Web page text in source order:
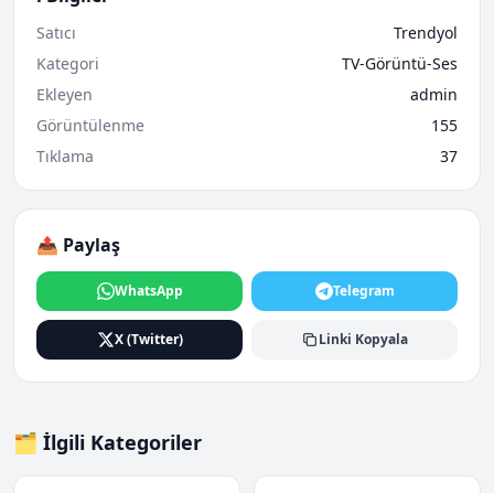
Satıcı
Trendyol
Kategori
TV-Görüntü-Ses
Ekleyen
admin
Görüntülenme
155
Tıklama
37
📤 Paylaş
WhatsApp Telegram
X (Twitter) Linki Kopyala
🗂️ İlgili Kategoriler